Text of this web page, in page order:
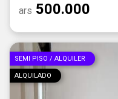
ars 500.000
SEMI PISO / ALQUILER
ALQUILADO